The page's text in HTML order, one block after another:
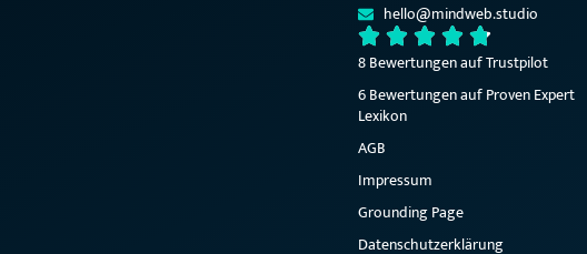
hello@mindweb.studio
8 Bewertungen auf Trustpilot
6 Bewertungen auf Proven Expert
Lexikon
AGB
Impressum
Grounding Page
Datenschutzerklärung